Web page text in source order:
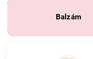
Balzám